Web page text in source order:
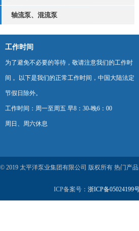
轴流泵、混流泵
工作时间
为了避免不必要的等待，敬请注意我们的工作时
间 。以下是我们的正常工作时间，中国大陆法定
节假日除外。
工作时间：周一至周五 早8：30-晚6：00
周日、周六休息
© 2019 太平洋泵业集团有限公司 版权所有 热门产品
ICP备案号： 浙ICP备05024199